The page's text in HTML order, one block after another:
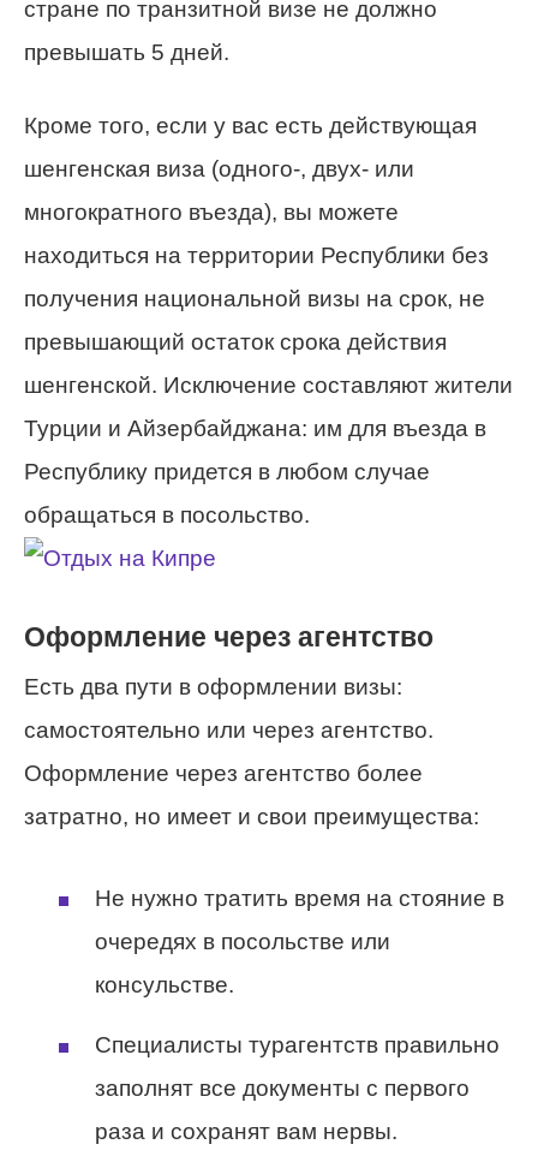
стране по транзитной визе не должно
превышать 5 дней.
Кроме того, если у вас есть действующая
шенгенская виза (одного-, двух- или
многократного въезда), вы можете
находиться на территории Республики без
получения национальной визы на срок, не
превышающий остаток срока действия
шенгенской. Исключение составляют жители
Турции и Айзербайджана: им для въезда в
Республику придется в любом случае
обращаться в посольство.
Оформление через агентство
Есть два пути в оформлении визы:
самостоятельно или через агентство.
Оформление через агентство более
затратно, но имеет и свои преимущества:
Не нужно тратить время на стояние в
очередях в посольстве или
консульстве.
Специалисты турагентств правильно
заполнят все документы с первого
раза и сохранят вам нервы.